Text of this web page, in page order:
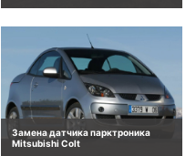
Замена датчика парктроника
Mitsubishi Colt